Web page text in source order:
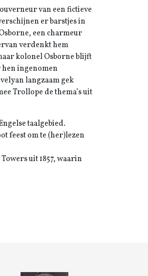
van een fictieve
er barstjes in
een charmeur
verdenkt hem
kolonel Osborne blijft
hen ingenomen
langzaam gek
Trollope de thema’s uit
taalgebied.
feest om te (her)lezen
uit 1857, waarin